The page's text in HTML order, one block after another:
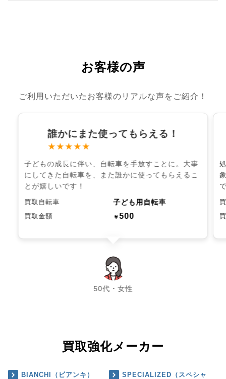
お客様の声
ご利用いただいたお客様のリアルな声をご紹介！
誰かにまた使ってもらえる！
★★★★★
子どもの成長に伴い、自転車を手放すことに。大事
にしてきた自転車を、また誰かに使ってもらえるこ
とが嬉しいです！
買取自転車 子ども用自転車
買取金額 ￥500
50代・女性
chevron_left chevron_right
買取強化メーカー
BIANCHI（ビアンキ）
SPECIALIZED（スペシャ